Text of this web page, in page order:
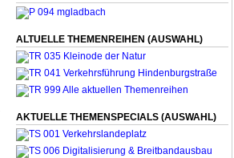
ALTUELLE THEMENREIHEN (AUSWAHL)
AKTUELLE THEMENSPECIALS (AUSWAHL)